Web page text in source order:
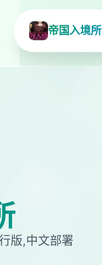
帝国入境所
版,中文部署